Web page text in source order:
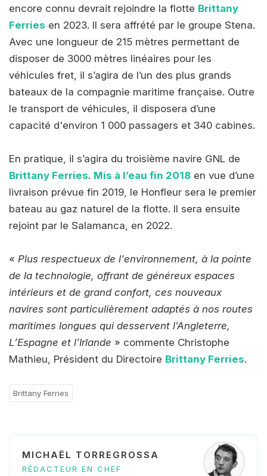
encore connu devrait rejoindre la flotte Brittany
Ferries en 2023. Il sera affrété par le groupe Stena.
Avec une longueur de 215 mètres permettant de
disposer de 3000 mètres linéaires pour les
véhicules fret, il s’agira de l’un des plus grands
bateaux de la compagnie maritime française. Outre
le transport de véhicules, il disposera d’une
capacité d'environ 1 000 passagers et 340 cabines.
En pratique, il s’agira du troisième navire GNL de
Brittany Ferries. Mis à l’eau fin 2018 en vue d’une
livraison prévue fin 2019, le Honfleur sera le premier
bateau au gaz naturel de la flotte. Il sera ensuite
rejoint par le Salamanca, en 2022.
« Plus respectueux de l'environnement, à la pointe
de la technologie, offrant de généreux espaces
intérieurs et de grand confort, ces nouveaux
navires sont particulièrement adaptés à nos routes
maritimes longues qui desservent l’Angleterre,
L’Espagne et l’Irlande » commente Christophe
Mathieu, Président du Directoire Brittany Ferries.
Brittany Ferries
MICHAËL TORREGROSSA
RÉDACTEUR EN CHEF